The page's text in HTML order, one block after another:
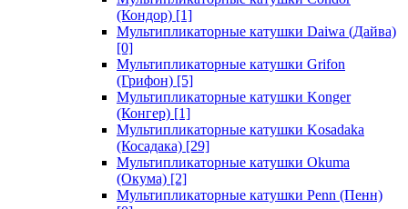
(Кондор) [1]
Мультипликаторные катушки Daiwa (Дайва)
[0]
Мультипликаторные катушки Grifon
(Грифон) [5]
Мультипликаторные катушки Konger
(Конгер) [1]
Мультипликаторные катушки Kosadaka
(Косадака) [29]
Мультипликаторные катушки Okuma
(Окума) [2]
Мультипликаторные катушки Penn (Пенн)